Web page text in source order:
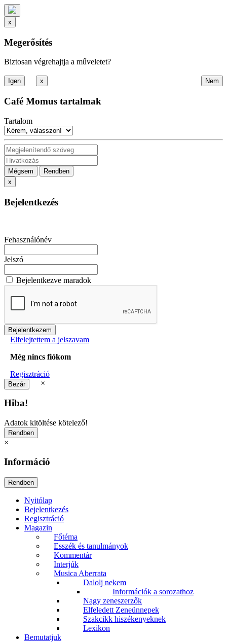
x
Megerősítés
Biztosan végrehajtja a műveletet?
x
Café Momus tartalmak
Tartalom
Mégsem
Rendben
x
Bejelentkezés
Fehasználónév
Jelszó
Bejelentkezve maradok
Elfelejtettem a jelszavam
Még nincs fiókom
Regisztráció
×
Hiba!
Adatok kitöltése kötelező!
×
Információ
Nyitólap
Bejelentkezés
Regisztráció
Magazin
Főtéma
Esszék és tanulmányok
Kommentár
Interjúk
Musica Aberrata
Dalolj nekem
Információk a sorozathoz
Nagy zeneszerzők
Elfeledett Zeneünnepek
Szakcikk hiszékenyeknek
Lexikon
Bemutatjuk